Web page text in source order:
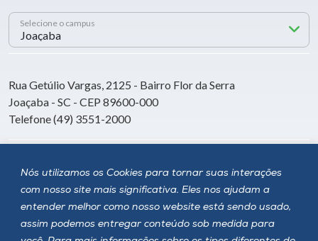
Nós utilizamos os Cookies para tornar suas interações
com nosso site mais significativa. Eles nos ajudam a
entender melhor como nosso website está sendo usado,
assim podemos entregar conteúdo sob medida para
Selecione o campus
Rua Getúlio Vargas, 2125 - Bairro Flor da Serra
Joaçaba - SC - CEP 89600-000
Telefone (49) 3551-2000
Siga a Unoesc